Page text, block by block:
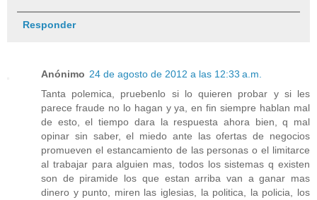
Responder
Anónimo 24 de agosto de 2012 a las 12:33 a.m.
Tanta polemica, pruebenlo si lo quieren probar y si les
parece fraude no lo hagan y ya, en fin siempre hablan mal
de esto, el tiempo dara la respuesta ahora bien, q mal
opinar sin saber, el miedo ante las ofertas de negocios
promueven el estancamiento de las personas o el limitarce
al trabajar para alguien mas, todos los sistemas q existen
son de piramide los que estan arriba van a ganar mas
dinero y punto, miren las iglesias, la politica, la policia, los